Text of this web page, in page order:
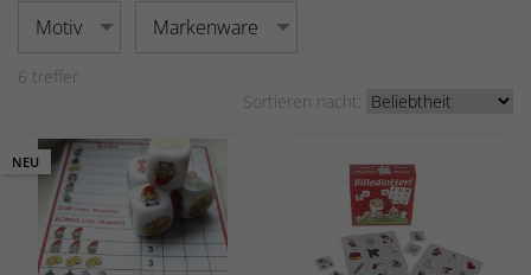
Motiv Markenware
6 treffer
Sortieren nacht:
NEU